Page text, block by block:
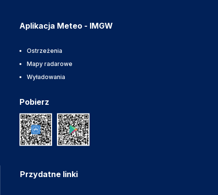
Aplikacja Meteo - IMGW
Ostrzeżenia
Mapy radarowe
Wyładowania
Pobierz
Przydatne linki